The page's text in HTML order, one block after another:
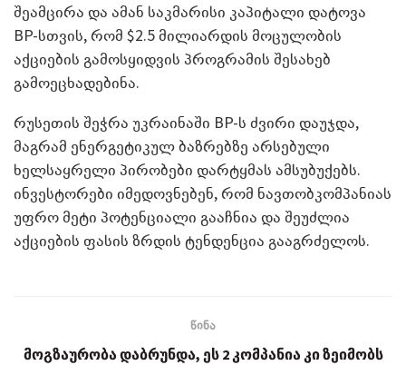
შეამცირა და ამან საკმარისი კაპიტალი დატოვა
BP-სთვის, რომ $2.5 მილიარდის მოცულობის
აქციების გამოსყიდვის პროგრამის შესახებ
გამოეცხადებინა.
რუსეთის შეჭრა უკრაინაში BP-ს ძვირი დაუჯდა,
მაგრამ ენერგეტიკულ ბაზრებზე არსებული
ხელსაყრელი პირობები დარტყმას ამსუბუქებს.
ინვესტორები იმედოვნებენ, რომ ნავთობკომპანიას
უფრო მეტი პოტენციალი გააჩნია და შეუძლია
აქციების ფასის ზრდის ტენდენცია გააგრძელოს.
წინა
მოგზაურობა დაბრუნდა, ეს 2 კომპანია კი ზეიმობს